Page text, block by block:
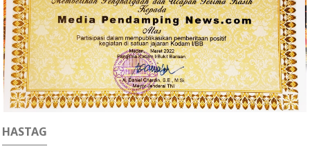
HASTAG